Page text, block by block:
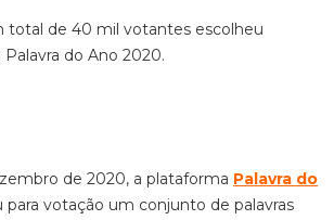
total de 40 mil votantes escolheu
do Ano 2020.
de 2020, a plataforma Palavra do
para votação um conjunto de palavras